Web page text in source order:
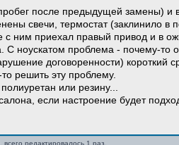
после предыдущей замены) и
свечи, термостат (заклинило в
с ним приехал правый привод и в
С ноускатом проблема - почему-то
договоренности) короткий
решить эту проблему.
или резину...
если настроение будет
редактировалось 1 раз.